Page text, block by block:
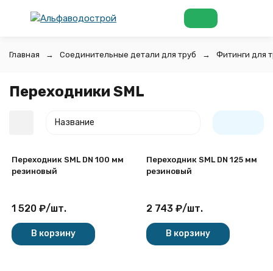
Главная Соединительные детали для труб Фитинги для
Переходники SML
Название
Переходник SML DN 100 мм
резиновый
1 520 ₽/шт.
В корзину
Переходник SML DN 125 мм
резиновый
2 743 ₽/шт.
В корзину